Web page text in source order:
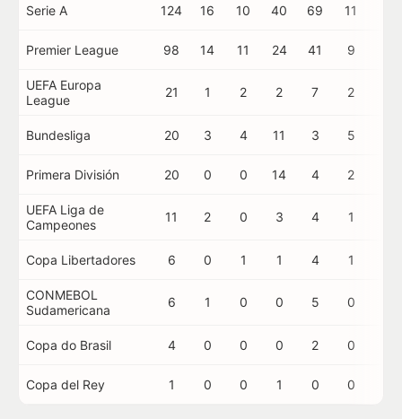
Serie A 124 16 10 40 69 11
Premier League 98 14 11 24 41 9
UEFA Europa
League
21 1 2 2 7 2
Bundesliga 20 3 4 11 3 5
Primera División 20 0 0 14 4 2
UEFA Liga de
Campeones
11 2 0 3 4 1
Copa Libertadores 6 0 1 1 4 1
CONMEBOL
Sudamericana
6 1 0 0 5 0
Copa do Brasil 4 0 0 0 2 0
Copa del Rey 1 0 0 1 0 0